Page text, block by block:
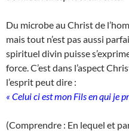
Du microbe au Christ de
mais tout n’est pas aussi
spirituel divin puisse
force. C’est dans l’aspect
l’esprit peut dire :
« Celui ci est mon Fils en qui je
(Comprendre : En lequel et